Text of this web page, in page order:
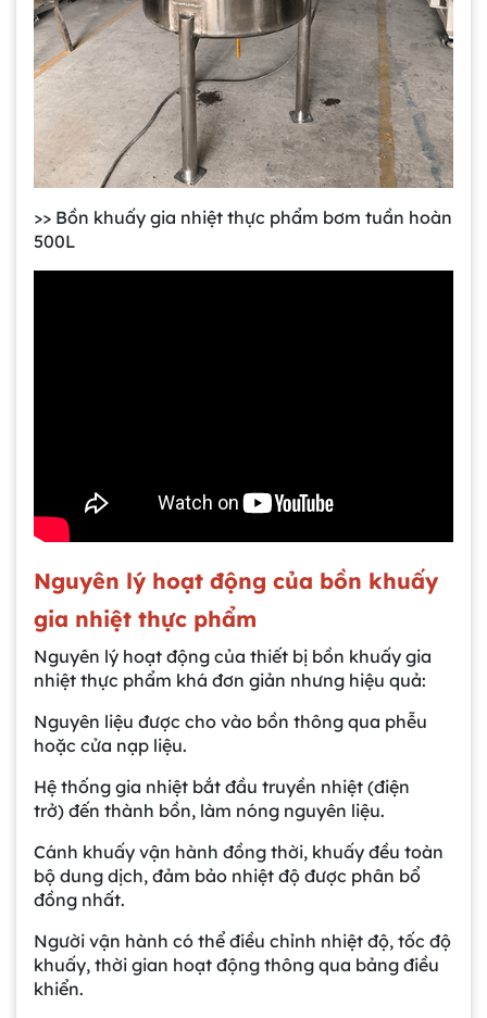
>> Bồn khuấy gia nhiệt thực phẩm bơm tuần hoàn
500L
Nguyên lý hoạt động của bồn khuấy
gia nhiệt thực phẩm
Nguyên lý hoạt động của thiết bị bồn khuấy gia
nhiệt thực phẩm khá đơn giản nhưng hiệu quả:
Nguyên liệu được cho vào bồn thông qua phễu
hoặc cửa nạp liệu.
Hệ thống gia nhiệt bắt đầu truyền nhiệt (điện
trở) đến thành bồn, làm nóng nguyên liệu.
Cánh khuấy vận hành đồng thời, khuấy đều toàn
bộ dung dịch, đảm bảo nhiệt độ được phân bổ
đồng nhất.
Người vận hành có thể điều chỉnh nhiệt độ, tốc độ
khuấy, thời gian hoạt động thông qua bảng điều
khiển.